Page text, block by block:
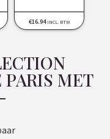
€16.94 INCL. BTW
MET